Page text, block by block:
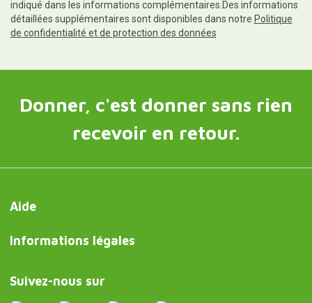
indiqué dans les informations complémentaires.Des informations
détaillées supplémentaires sont disponibles dans notre Politique
de confidentialité et de protection des données
Donner, c'est donner sans rien
recevoir en retour.
Aide
Informations légales
Suivez-nous sur